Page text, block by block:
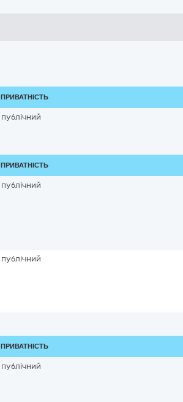
ПРИВАТНІСТЬ
публічний
ПРИВАТНІСТЬ
публічний
публічний
ПРИВАТНІСТЬ
публічний